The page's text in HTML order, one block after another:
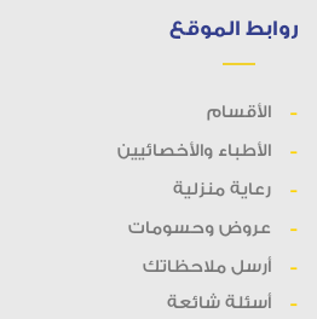
روابط الموقع
الأقسام
الأطباء والأخصائيين
رعاية منزلية
عروض وحسومات
أرسل ملاحظاتك
أسئلة شائعة